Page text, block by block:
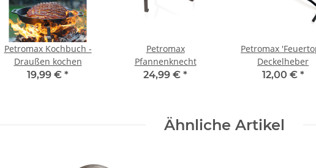
Petromax Kochbuch -
Draußen kochen
19,99 € *
Petromax
Pfannenknecht
24,99 € *
Petromax
Deckelheber
12,00 € *
Ähnliche Artikel